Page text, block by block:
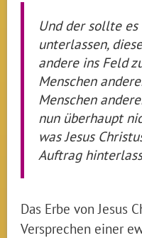
Und der sollte
unterlassen,
andere ins Feld
Menschen
Menschen
nun überhaupt
was Jesus
Auftrag
Das Erbe von Jesus
Versprechen einer